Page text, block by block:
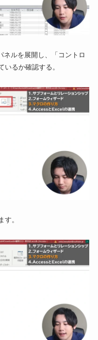
ネルを展開し、「コントロ
るか確認する。
。